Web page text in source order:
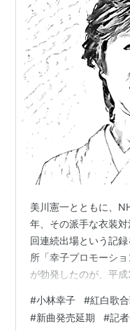
美川憲一とともに、
年、その派手な衣装
回連続出場という記
所「幸子プロモーシ
が勃発したのが、平
小林が大手プロダク
移籍金を集め、家族
#小林幸子 #紅白歌
#新曲発売延期 #記